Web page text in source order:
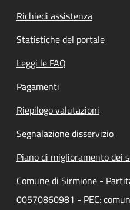
Richiedi assistenza
Statistiche del portale
Leggi le FAQ
Pagamenti
Riepilogo valutazioni
Segnalazione disservizio
Piano di miglioramento dei
Comune di Sirmione -
00570860981 - PEC: